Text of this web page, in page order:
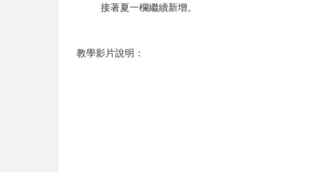
接著夏一欄繼續新增。
教學影片說明：